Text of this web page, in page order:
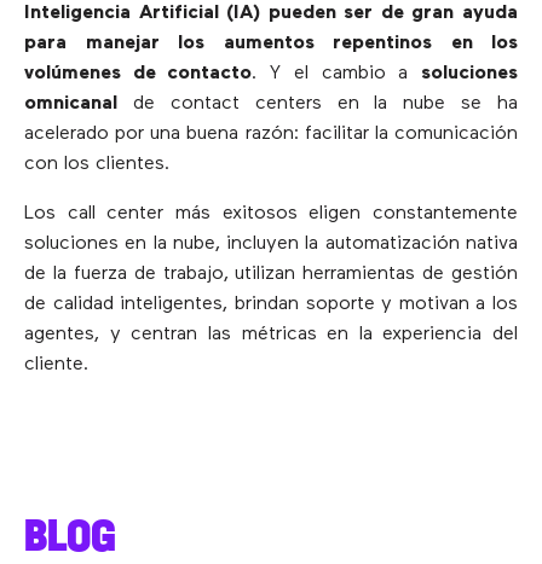
Inteligencia Artificial (IA) pueden ser de gran ayuda
para manejar los aumentos repentinos en los
volúmenes de contacto. Y el cambio a soluciones
omnicanal
de contact centers en la nube se ha
acelerado por una buena razón: facilitar la comunicación
con los clientes.
Los call center más exitosos eligen constantemente
soluciones en la nube, incluyen la automatización nativa
de la fuerza de trabajo, utilizan herramientas de gestión
de calidad inteligentes, brindan soporte y motivan a los
agentes, y centran las métricas en la experiencia del
cliente.
BLOG